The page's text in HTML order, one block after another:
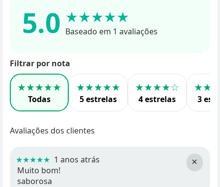
5.0 ★★★★★
Baseado em 1 avaliações
Filtrar por nota
★★★★★
Todas
★★★★★
5 estrelas
★★★★☆
4 estrelas 3
Avaliações dos clientes
×
★★★★★ 1 anos atrás
Muito bom!
saborosa